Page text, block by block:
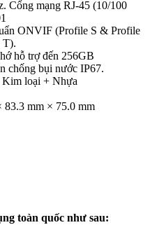
Cổng mạng RJ-45 (10/100
ONVIF (Profile S & Profile
T).
hỗ trợ đến 256GB
chống bụi nước IP67.
Kim loại + Nhựa
83.3 mm × 75.0 mm
toàn quốc như sau: